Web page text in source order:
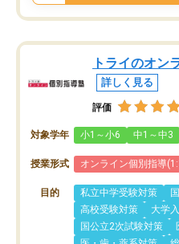
トライのオン
詳しく見る
評価
対象学年 小1～小6 中1～中3
授業形式 オンライン個別指導
目的 私立中学受験対策
高校受験対策
大学
国公立2次試験対策